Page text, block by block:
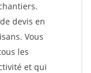
devis en
Vous
les
et qui